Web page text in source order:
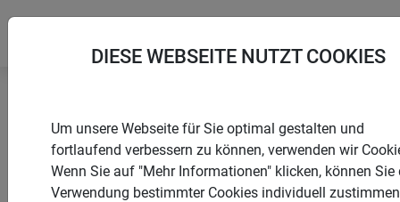
Startseite Abdeckungen Ladungssicherungsnetz
DIESE WEBSEITE NUTZT COOKIES
Um unsere Webseite für Sie optimal gestalten und
fortlaufend verbessern zu können, verwenden wir
Wenn Sie auf "Mehr Informationen" klicken, können Sie
Verwendung bestimmter Cookies individuell